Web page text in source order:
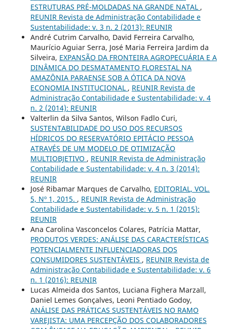
ESTRUTURAS PRÉ-MOLDADAS NA GRANDE NATAL ,
REUNIR Revista de Administração Contabilidade e
Sustentabilidade: v. 3 n. 2 (2013): REUNIR
André Cutrim Carvalho, David Ferreira Carvalho,
Maurício Aguiar Serra, José Maria Ferreira Jardim da
Silveira, EXPANSÃO DA FRONTEIRA AGROPECUÁRIA E A
DINÂMICA DO DESMATAMENTO FLORESTAL NA
AMAZÔNIA PARAENSE SOB A ÓTICA DA NOVA
ECONOMIA INSTITUCIONAL , REUNIR Revista de
Administração Contabilidade e Sustentabilidade: v. 4
n. 2 (2014): REUNIR
Valterlin da Silva Santos, Wilson Fadlo Curi,
SUSTENTABILIDADE DO USO DOS RECURSOS
HÍDRICOS DO RESERVATÓRIO EPITÁCIO PESSOA
ATRAVÉS DE UM MODELO DE OTIMIZAÇÃO
MULTIOBJETIVO , REUNIR Revista de Administração
Contabilidade e Sustentabilidade: v. 4 n. 3 (2014):
REUNIR
José Ribamar Marques de Carvalho, EDITORIAL, VOL.
5, Nº 1, 2015. , REUNIR Revista de Administração
Contabilidade e Sustentabilidade: v. 5 n. 1 (2015):
REUNIR
Ana Carolina Vasconcelos Colares, Patrícia Mattar,
PRODUTOS VERDES: ANÁLISE DAS CARACTERÍSTICAS
POTENCIALMENTE INFLUENCIADORAS DOS
CONSUMIDORES SUSTENTÁVEIS , REUNIR Revista de
Administração Contabilidade e Sustentabilidade: v. 6
n. 1 (2016): REUNIR
Lucas Almeida dos Santos, Luciana Fighera Marzall,
Daniel Lemes Gonçalves, Leoni Pentiado Godoy,
ANÁLISE DAS PRÁTICAS SUSTENTÁVEIS NO RAMO
VAREJISTA: UMA PERCEPÇÃO DOS COLABORADORES